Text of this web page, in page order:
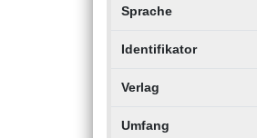
Sprache
Identifikator
Verlag
Umfang